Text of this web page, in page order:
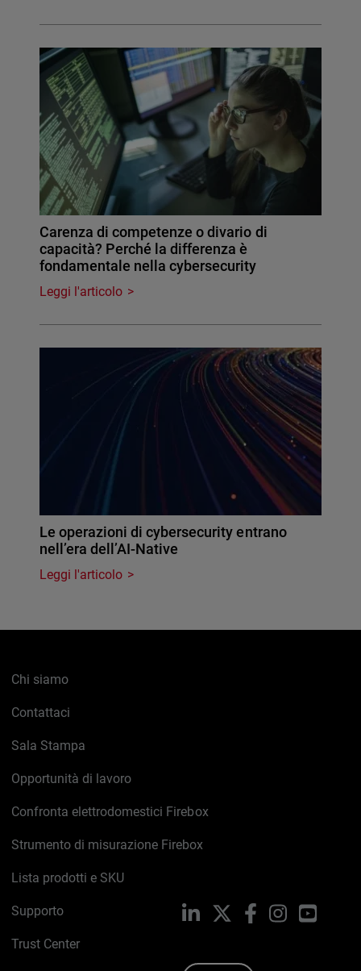
Carenza di competenze o divario di
capacità? Perché la differenza è
fondamentale nella cybersecurity
Leggi l'articolo
Le operazioni di cybersecurity entrano
nell’era dell’AI-Native
Leggi l'articolo
Chi siamo
Contattaci
Sala Stampa
Opportunità di lavoro
Confronta elettrodomestici Firebox
Strumento di misurazione Firebox
Lista prodotti e SKU
Supporto
Trust Center
LinkedIn FacebookInstagram